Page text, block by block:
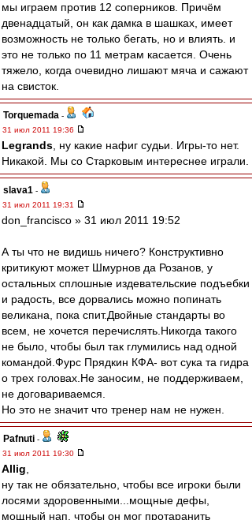
мы играем против 12 соперников. Причём
двенадцатый, он как дамка в шашках, имеет
возможность не только бегать, но и влиять. и
это не только по 11 метрам касается. Очень
тяжело, когда очевидно лишают мяча и сажают
на свисток.
Torquemada -
31 июл 2011 19:36
Legrands , ну какие нафиг судьи. Игры-то нет.
Никакой. Мы со Старковым интереснее играли.
slava1 -
31 июл 2011 19:31
don_francisco » 31 июл 2011 19:52
А ты что не видишь ничего? Конструктивно
критикуют может Шмурнов да Розанов, у
остальных сплошные издевательские подъебки
и радость, все дорвались можно попинать
великана, пока спит.Двойные стандарты во
всем, не хочется перечислять.Никогда такого
не было, чтобы был так глумились над одной
командой.Фурс Прядкин КФА- вот сука та гидра
о трех головах.Не заносим, не поддерживаем,
не договариваемся.
Но это не значит что тренер нам не нужен.
Pafnuti -
31 июл 2011 19:30
Allig
ну так не обязательно, чтобы все игроки были
лосями здоровенными...мощные дефы,
мощный нап, чтобы он мог протаранить